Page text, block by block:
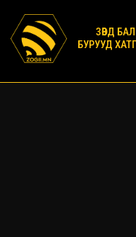
ЗӨВД БАЛ
БУРУУД